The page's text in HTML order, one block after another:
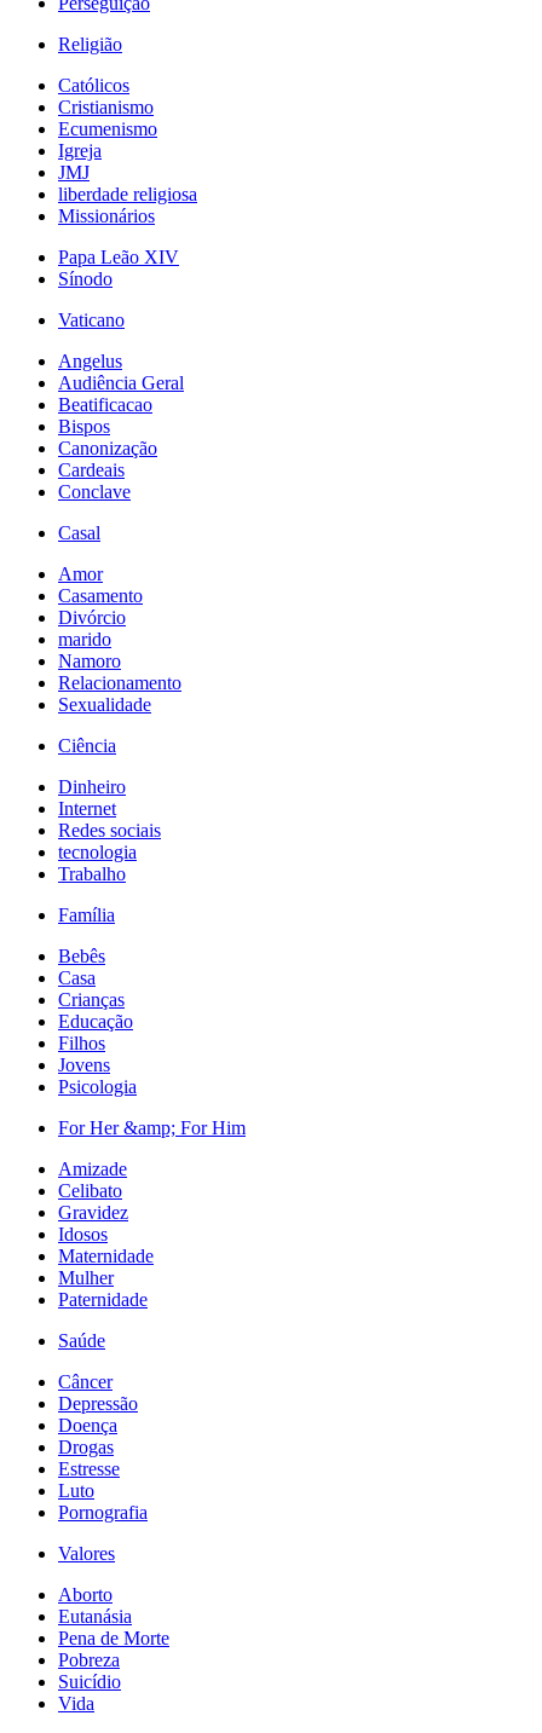
Religião
Católicos
Cristianismo
Ecumenismo
Igreja
JMJ
liberdade religiosa
Missionários
Papa Leão XIV
Sínodo
Vaticano
Angelus
Audiência Geral
Beatificacao
Bispos
Canonização
Cardeais
Conclave
Casal
Amor
Casamento
Divórcio
marido
Namoro
Relacionamento
Sexualidade
Ciência
Dinheiro
Internet
Redes sociais
tecnologia
Trabalho
Família
Bebês
Casa
Crianças
Educação
Filhos
Jovens
Psicologia
For Her &amp; For Him
Amizade
Celibato
Gravidez
Idosos
Maternidade
Mulher
Paternidade
Saúde
Câncer
Depressão
Doença
Drogas
Estresse
Luto
Pornografia
Valores
Aborto
Eutanásia
Pena de Morte
Pobreza
Suicídio
Vida